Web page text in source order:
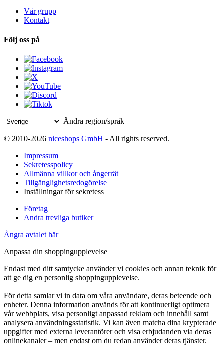
Vår grupp
Kontakt
Följ oss på
Ändra region/språk
© 2010-2026 niceshops GmbH - All rights reserved.
Impressum
Sekretesspolicy
Allmänna villkor och ångerrät
Tillgänglighetsredogörelse
Inställningar för sekretess
Företag
Andra trevliga butiker
Ångra avtalet här
Anpassa din shoppingupplevelse
Endast med ditt samtycke använder vi cookies och annan teknik för
att ge dig en personlig shoppingupplevelse.
För detta samlar vi in data om våra användare, deras beteende och
enheter. Denna information används för att kontinuerligt optimera
vår webbplats, visa personligt anpassad reklam och innehåll samt
analysera användningsstatistik. Vi kan även matcha dina krypterade
uppgifter med externa leverantörer och visa erbjudanden via deras
onlinekanaler – men endast om du redan använder deras tjänster.